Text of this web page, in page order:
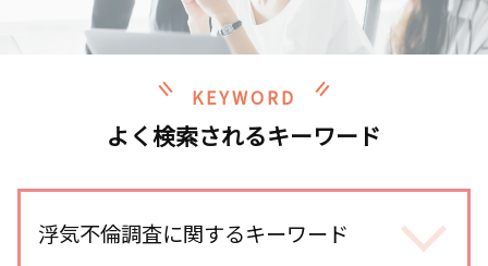
KEYWORD
よく検索されるキーワード
浮気不倫調査に関するキーワード